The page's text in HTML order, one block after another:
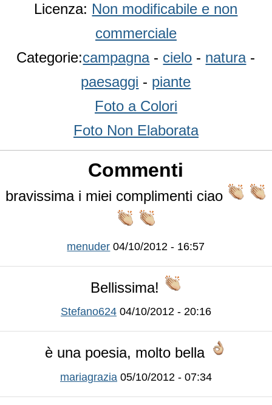
Licenza: Non modificabile e non
commerciale
Categorie:campagna- cielo - natura-
paesaggi - piante
Foto a Colori
Foto Non Elaborata
Commenti
bravissima i miei complimenti ciao
menuder 04/10/2012 - 16:57
Bellissima!
Stefano624 04/10/2012 - 20:16
è una poesia, molto bella
mariagrazia 05/10/2012 - 07:34